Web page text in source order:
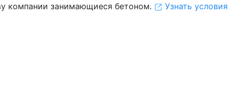
компании занимающиеся бетоном. Узнать условия